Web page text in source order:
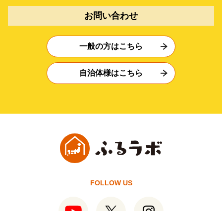
お問い合わせ
一般の方はこちら
自治体様はこちら
FOLLOW US